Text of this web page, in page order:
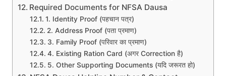
Required Documents for NFSA Dausa
1. Identity Proof (पहचान पत्र)
2. Address Proof (पता प्रमाण)
3. Family Proof (परिवार का प्रमाण)
4. Existing Ration Card (अगर Correction है)
5. Other Supporting Documents (यदि जरूरत हो)